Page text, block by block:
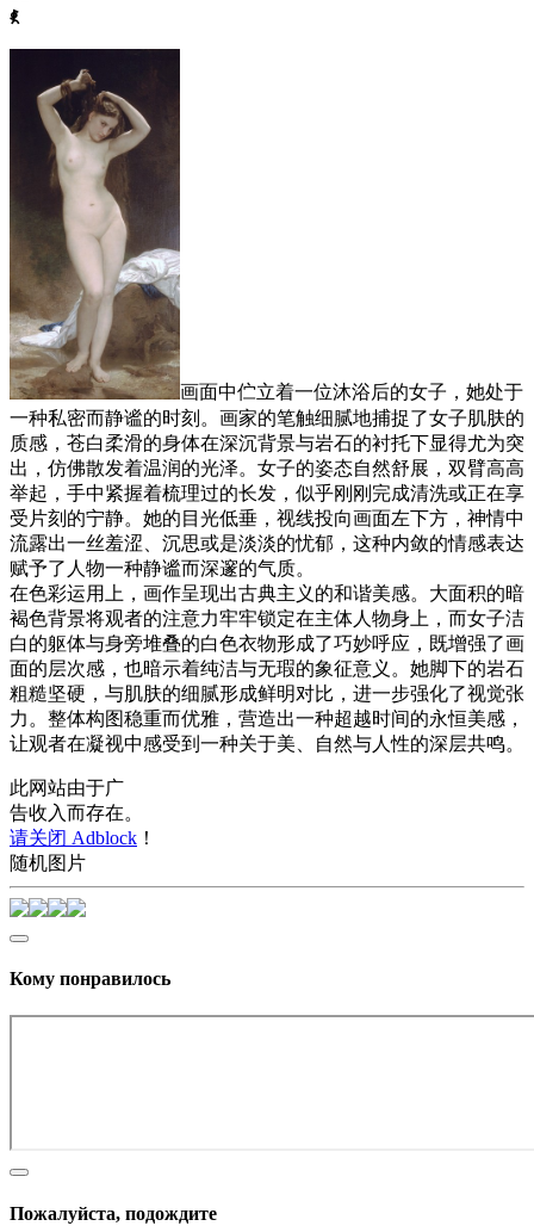
ꈅ
画面中伫立着一位沐浴后的女子，她处于
一种私密而静谧的时刻。画家的笔触细腻地捕捉了女子肌肤的
质感，苍白柔滑的身体在深沉背景与岩石的衬托下显得尤为突
出，仿佛散发着温润的光泽。女子的姿态自然舒展，双臂高高
举起，手中紧握着梳理过的长发，似乎刚刚完成清洗或正在享
受片刻的宁静。她的目光低垂，视线投向画面左下方，神情中
流露出一丝羞涩、沉思或是淡淡的忧郁，这种内敛的情感表达
赋予了人物一种静谧而深邃的气质。
在色彩运用上，画作呈现出古典主义的和谐美感。大面积的暗
褐色背景将观者的注意力牢牢锁定在主体人物身上，而女子洁
白的躯体与身旁堆叠的白色衣物形成了巧妙呼应，既增强了画
面的层次感，也暗示着纯洁与无瑕的象征意义。她脚下的岩石
粗糙坚硬，与肌肤的细腻形成鲜明对比，进一步强化了视觉张
力。整体构图稳重而优雅，营造出一种超越时间的永恒美感，
让观者在凝视中感受到一种关于美、自然与人性的深层共鸣。
此网站由于广
告收入而存在。
请关闭 Adblock ！
随机图片
Кому понравилось
Пожалуйста, подождите